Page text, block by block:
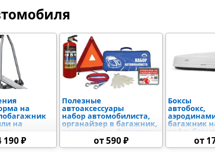
на
на
и
фаркоп
190 ₽
Полезные
автоаксессуары
набор автомобилиста,
органайзер в багажник,
автоаптечка, фиксаторы
груза, скребок,
огнетушитель
от 590 ₽
Боксы
автобокс,
багажник
кофр,
коробка,
от